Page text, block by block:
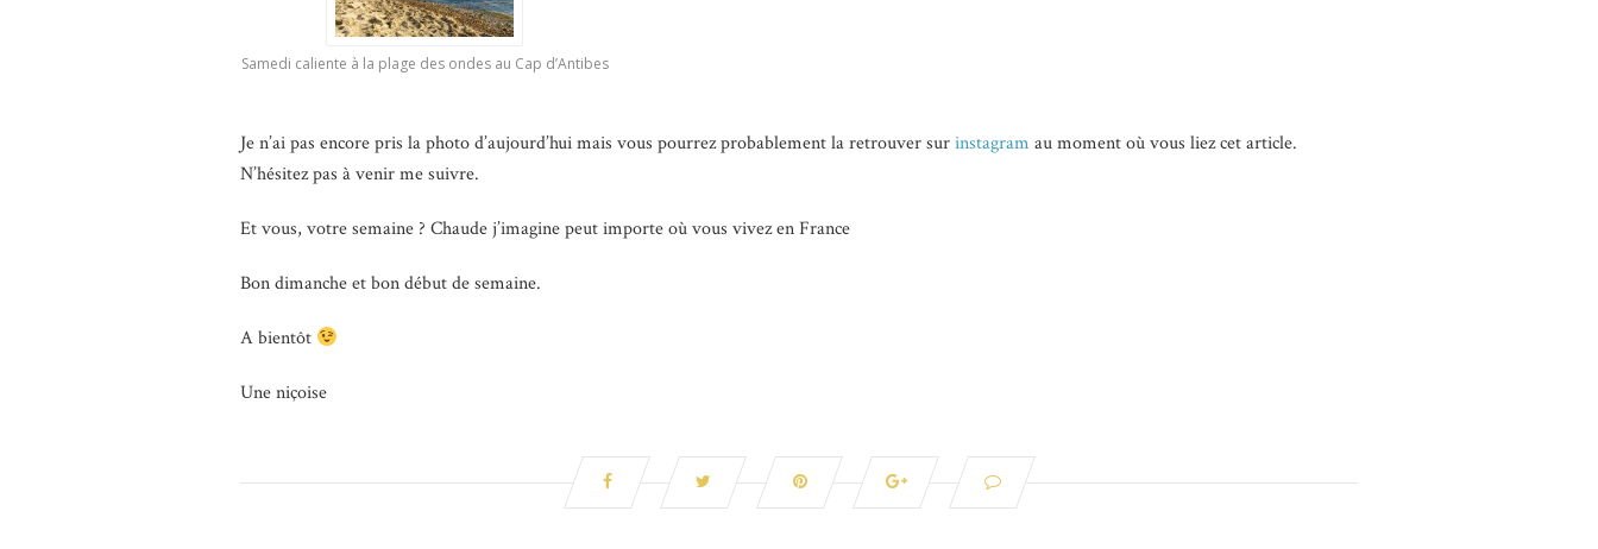
Samedi caliente à la plage des ondes au Cap d’Antibes
Je n’ai pas encore pris la photo d’aujourd’hui mais vous pourrez probablement la retrouver surinstagram au moment où vous liez cet article.
N’hésitez pas à venir me suivre.
Et vous, votre semaine ? Chaude j’imagine peut importe où vous vivez en France
Bon dimanche et bon début de semaine.
A bientôt
Une niçoise